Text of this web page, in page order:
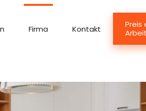
Firma Kontakt
Preis